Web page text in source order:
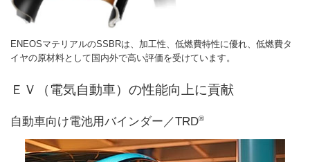
ENEOSマテリアルのSSBRは、加工性、低燃費特性に優れ、低燃費タ
イヤの原材料として国内外で高い評価を受けています。
ＥＶ（電気自動車）の性能向上に貢献
自動車向け電池用バインダー／TRD®